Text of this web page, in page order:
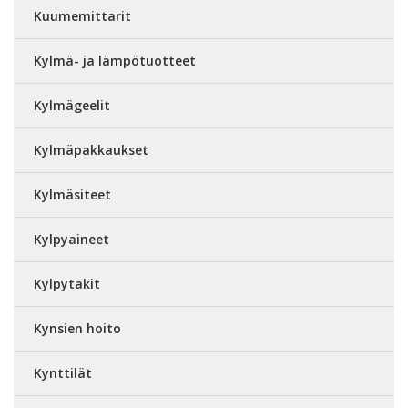
Kuumemittarit
Kylmä- ja lämpötuotteet
Kylmägeelit
Kylmäpakkaukset
Kylmäsiteet
Kylpyaineet
Kylpytakit
Kynsien hoito
Kynttilät